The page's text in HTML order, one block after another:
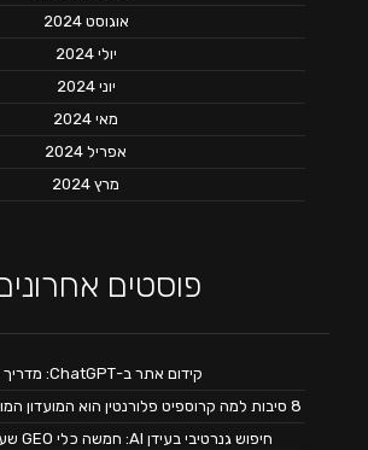
אוגוסט 2024
יולי 2024
יוני 2024
מאי 2024
אפריל 2024
מרץ 2024
פוסטים
קידום אתר ב-ChatGPT: מדריך מקיף
8 סיבות למה קרוספיט פלורנטין הוא המועדון המומלץ ביותר בתל אביב
חיפוש גנרטיבי בעידן AI: חמשה כלי GEO שעושים את זה נכון